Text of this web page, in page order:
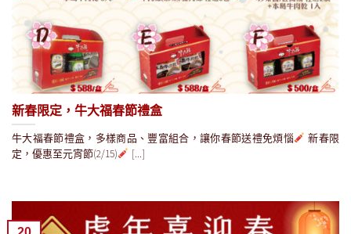
新春限定，牛大福春節禮盒
牛大福春節禮盒，多樣商品、豐富組合，讓你春節送禮免煩惱
新春限
定，優惠至元宵節(2/15)
[...]